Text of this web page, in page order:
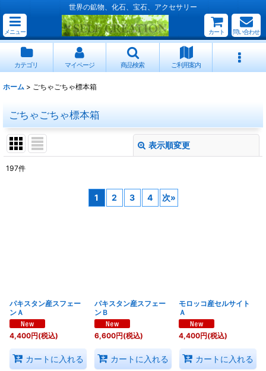
世界の鉱物、化石、宝石、アクセサリー
メニュー カート 問い合わせ
カテゴリ マイページ 商品検索 ご利用案内
ホーム > ごちゃごちゃ標本箱
ごちゃごちゃ標本箱
表示順変更
197件
1 2 3 4 次»
パキスタン産スフェー
ンＡ
4,400円(税込)
カートに入れる
パキスタン産スフェー
ンＢ
6,600円(税込)
カートに入れる
モロッコ産セルサイト
Ａ
4,400円(税込)
カートに入れる